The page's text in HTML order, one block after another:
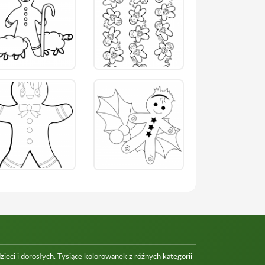
i dorosłych. Tysiące kolorowanek z różnych kategorii